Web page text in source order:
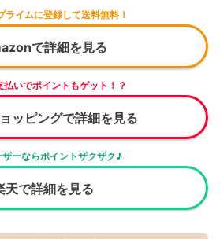
イムに登録して送料無料！
で詳細を見る
いでポイントもゲット！？
ッピングで詳細を見る
ザーならポイントザクザク♪
天で詳細を見る